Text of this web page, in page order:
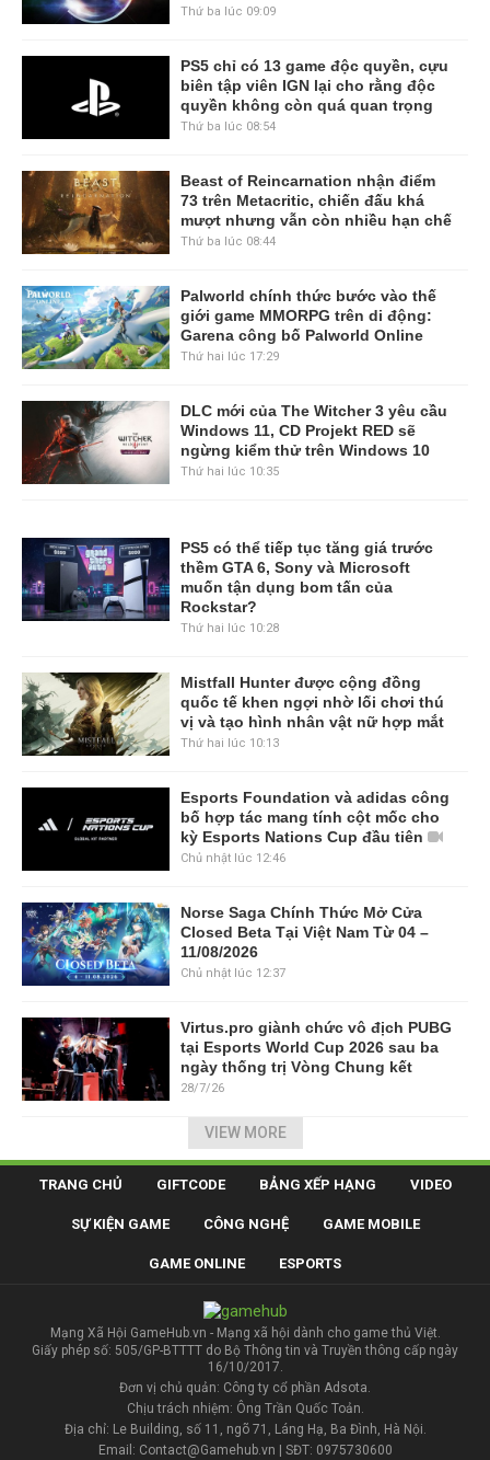
Thứ ba lúc 09:09
PS5 chỉ có 13 game độc quyền, cựu
biên tập viên IGN lại cho rằng độc
quyền không còn quá quan trọng
Thứ ba lúc 08:54
Beast of Reincarnation nhận điểm
73 trên Metacritic, chiến đấu khá
mượt nhưng vẫn còn nhiều hạn chế
Thứ ba lúc 08:44
Palworld chính thức bước vào thế
giới game MMORPG trên di động:
Garena công bố Palworld Online
Thứ hai lúc 17:29
DLC mới của The Witcher 3 yêu cầu
Windows 11, CD Projekt RED sẽ
ngừng kiểm thử trên Windows 10
Thứ hai lúc 10:35
PS5 có thể tiếp tục tăng giá trước
thềm GTA 6, Sony và Microsoft
muốn tận dụng bom tấn của
Rockstar?
Thứ hai lúc 10:28
Mistfall Hunter được cộng đồng
quốc tế khen ngợi nhờ lối chơi thú
vị và tạo hình nhân vật nữ hợp mắt
Thứ hai lúc 10:13
Esports Foundation và adidas công
bố hợp tác mang tính cột mốc cho
kỳ Esports Nations Cup đầu tiên
Chủ nhật lúc 12:46
Norse Saga Chính Thức Mở Cửa
Closed Beta Tại Việt Nam Từ 04 –
11/08/2026
Chủ nhật lúc 12:37
Virtus.pro giành chức vô địch PUBG
tại Esports World Cup 2026 sau ba
ngày thống trị Vòng Chung kết
28/7/26
VIEW MORE
TRANG CHỦ GIFTCODE BẢNG XẾP HẠNG VIDEO
SỰ KIỆN GAME CÔNG NGHỆ GAME MOBILE
GAME ONLINE ESPORTS
Mạng Xã Hội GameHub.vn - Mạng xã hội dành cho game thủ Việt.
Giấy phép số: 505/GP-BTTTT do Bộ Thông tin và Truyền thông cấp ngày
16/10/2017.
Đơn vị chủ quản: Công ty cổ phần Adsota.
Chịu trách nhiệm: Ông Trần Quốc Toản.
Địa chỉ: Le Building, số 11, ngõ 71, Láng Hạ, Ba Đình, Hà Nội.
Email: Contact@Gamehub.vn | SĐT: 0975730600